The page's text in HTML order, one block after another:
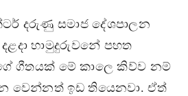
දරුණු සමාජ දේශපාලන
හාමුදුරුවනේ පහත
ගීතයක් මේ කාලෙ කිව්ව නම්
වෙන්නත් ඉඩ තියෙනවා. ඒත්